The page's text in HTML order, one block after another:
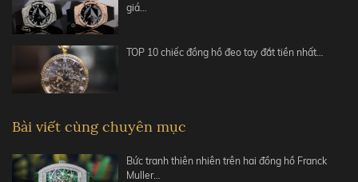
giá…
TOP 10 chiếc đồng hồ đeo tay đắt tiền nhất…
Bài viết cùng chuyên mục
Bức tranh thiên nhiên trên hai đồng hồ Franck
Muller…